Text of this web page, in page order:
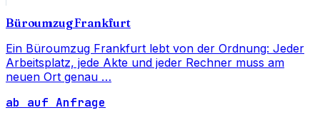
Büroumzug Frankfurt
Ein Büroumzug Frankfurt lebt von der Ordnung: Jeder
Arbeitsplatz, jede Akte und jeder Rechner muss am
neuen Ort genau …
ab auf Anfrage